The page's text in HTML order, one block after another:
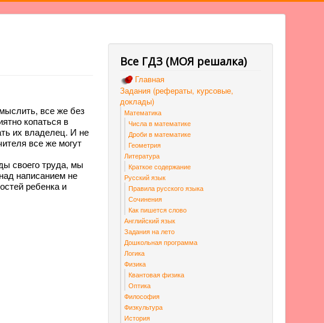
все же без
копаться в
их владелец. И не
все же могут
своего труда, мы
написанием не
ребенка и
Все ГДЗ (МОЯ решалка)
Главная
Задания (рефераты, курсовые,
доклады)
Математика
Числа в математике
Дроби в математике
Геометрия
Литература
Краткое содержание
Русский язык
Правила русского языка
Сочинения
Как пишется слово
Английский язык
Задания на лето
Дошкольная программа
Логика
Физика
Квантовая физика
Оптика
Философия
Физкультура
История